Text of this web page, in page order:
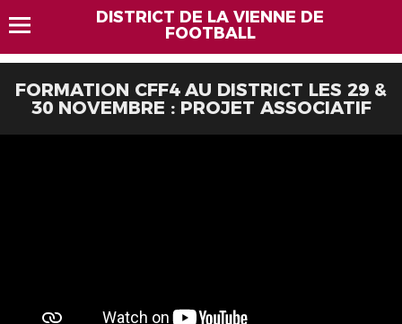
DISTRICT DE LA VIENNE DE
FOOTBALL
FORMATION CFF4 AU DISTRICT LES 29 &
30 NOVEMBRE : PROJET ASSOCIATIF